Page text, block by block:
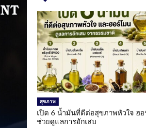
สุขภาพ
เปิด 6 น้ำมันที่ดีต่อสุขภาพหัวใจ ฮ
ช่วยดูแลการอักเสบ